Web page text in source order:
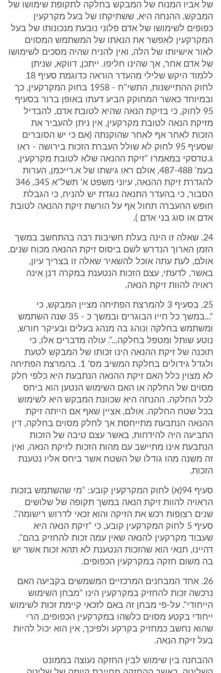
של אביו המנוח של המבקש בחלקה לתקופת שימושו של
המבקש. ההנחה היא, ששתיקתו של בעל מקרקעין
כפופים לשימושו של אדם פלוני נובעת מנכונותו של בעל
המקרקעין לאפשר את הנאתו של המשתמש המסוים
לאור אישיותו של הלה, ואין להניח שהיה מסכים לשימושו
של אדם אחר, אך שהינו חליפו. ייתכן, דווקא, שניתן
ללמוד היקש שלילי מהעדר הוראה כדוגמת סעיף 18
לחוק ההתיישנות, התשי"ח - 1958 בחוק המקרקעין, כך
ובמיוחד כאשר המחוקק הביע דעתו באופן ברור בסעיף
95 לחוק, כי בזיקת הנאה שהיא לטובת אדם, להבדיל
מזיקת הנאה לטובת מקרקעין, אין ניתן להעביר את
הזכות לאחר אף לאחר שהוקנתה (אם כי יש הסוברים
שסעיף 95 לחוק לא שולל העברת הזכות בירושה - ראו
ג.טדסקי במאמרו "זיקת ההנאה שלא לטובת מקרקעין,
בעמ' 487-488, אולם ראו גישתו של א.רייכמן, הערות
להגדרת זיקת ההנאה, עיוני משפט א' תשל"א 345, 346
הסבור, כי בהעדר התנאה נוגדת יש להניח, כי הגבלת
חופש ההעברה תחול אף על הורשת זיקת ההנאה לטובת
אדם או סוג בני אדם ).
24. שאלה זו הינה בעלת חשיבות רבה בהתחשב במשך
הזמן הארוך הנדרש לשם ביסוס זיקת ההנאה מכוח שנים.
אולם, לעת עתה אוכל להשאיר שאלה זו בצריך עיון,
באשר, לדעתי, עצם הזכות הנטענת במקרה דנן אינה
ראויה להוות זיקת הנאה.
25. בסעיף 3 להמרצת הפתיחה מציין המבקש, כי
"...במשך כל חייו הבוגרים ובמשך כ - 35 שנה השתמש
ומשתמש בחלקה ונוהג בה מנהג בעלים ובעיקר חורש,
נוטע שותל ומטפל בחלקה...". עולה מדברים אלו, כי
תוכנה של זיקת ההנאה הינו זכותו של המבקש לטעת
ולגדל גידולים בחלקת המשיב מס' 1. בהמרצת הפתיחה
לא מצוין כלל האם זיקת ההנאה הנתבעת היא כלפי חלק
מסוים של החלקה או האם השימוש הנטען הוא ביחס
לכל החלקה. ההנחה היא שכוונת המבקש היא לשימוש
בכל שטח החלקה. אולם, אציין שאף אם הייתה זיקת
ההנאה הנתבעת מתייחסת אך לחלק מסוים בחלקה, דין
התביעה היה להידחות, באשר עצם טיבה של הזכות
הנתבעת אינו מתיישב עם מהות הזכות לזיקת הנאה, ואין
זה משנה מהו גודלו של השטח אשר ביחס אליו נטענת
הזכות.
סעיף 94(א) לחוק המקרקעין קובע: "מי שהשתמש בזכות
הראויה להוות זיקת הנאה במשך תקופה של שלושים
שנים רצופות רכש את הזיקה והוא זכאי לדרוש רישומה".
סעיף 5 לחוק המקרקעין קובע, כי "זיקת הנאה היא
שעבוד מקרקעין להנאה שאין עמה זכות להחזיק בהם".
דהיינו, תנאי הוא שהזכות הנטענת לא תהא זכות אשר יש
בה משום חזקה במקרקעין הכפופים.
26. אחד המבחנים המרכזיים המשמשים בקביעה האם
נרכשה זכות להחזיק במקרקעין הינו "מבחן השימוש
הייחודי". על-פי מבחן זה באם לזכאי קיימת זכות לשימוש
ייחודי בקטע מסוים כלשהו במקרקעין הכפופים, הרי
שהוא נחשב כמחזיק בקרקע ולפיכך, אין הוא יכול להיות
בעל זיקת הנאה.
ההבחנה בין שימוש לבין החזקה נעוצה בממונט